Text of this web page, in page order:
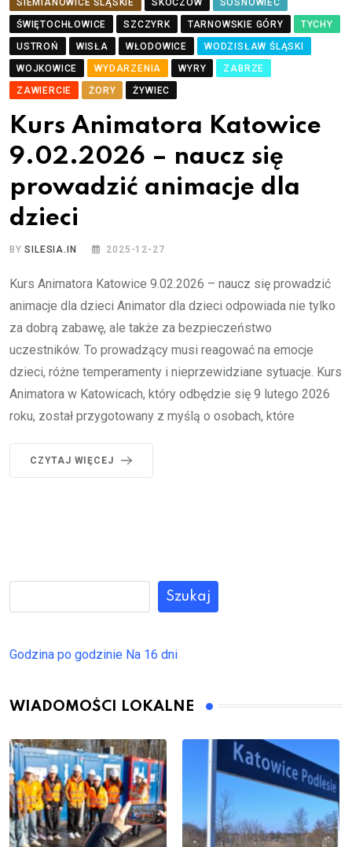
SIEMIANOWICE ŚLĄSKIE SKOCZÓW
SOSNOWIEC
ŚWIĘTOCHŁOWICE
SZCZYRK TARNOWSKIE GÓRY
TYCHY
USTROŃ
WISŁA WŁODOWICE
WODZISŁAW ŚLĄSKI
WOJKOWICE
WYDARZENIA WYRY
ZABRZE
ZAWIERCIE
ŻORY ŻYWIEC
Kurs Animatora Katowice
9.02.2026 – naucz się
prowadzić animacje dla
dzieci
BYSILESIA.IN 2025-12-27
Kurs Animatora Katowice 9.02.2026 – naucz się prowadzić
animacje dla dzieci Animator dla dzieci odpowiada nie tylko
za dobrą zabawę, ale także za bezpieczeństwo
uczestników. To prowadzący musi reagować na emocje
dzieci, różne temperamenty i nieprzewidziane sytuacje. Kurs
Animatora w Katowicach, który odbędzie się 9 lutego 2026
roku, został przygotowany z myślą o osobach, które
CZYTAJ WIĘCEJ
Szukaj
Godzina po godzinie Na 16 dni
WIADOMOŚCI LOKALNE